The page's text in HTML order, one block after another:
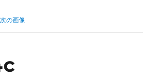
次の画像